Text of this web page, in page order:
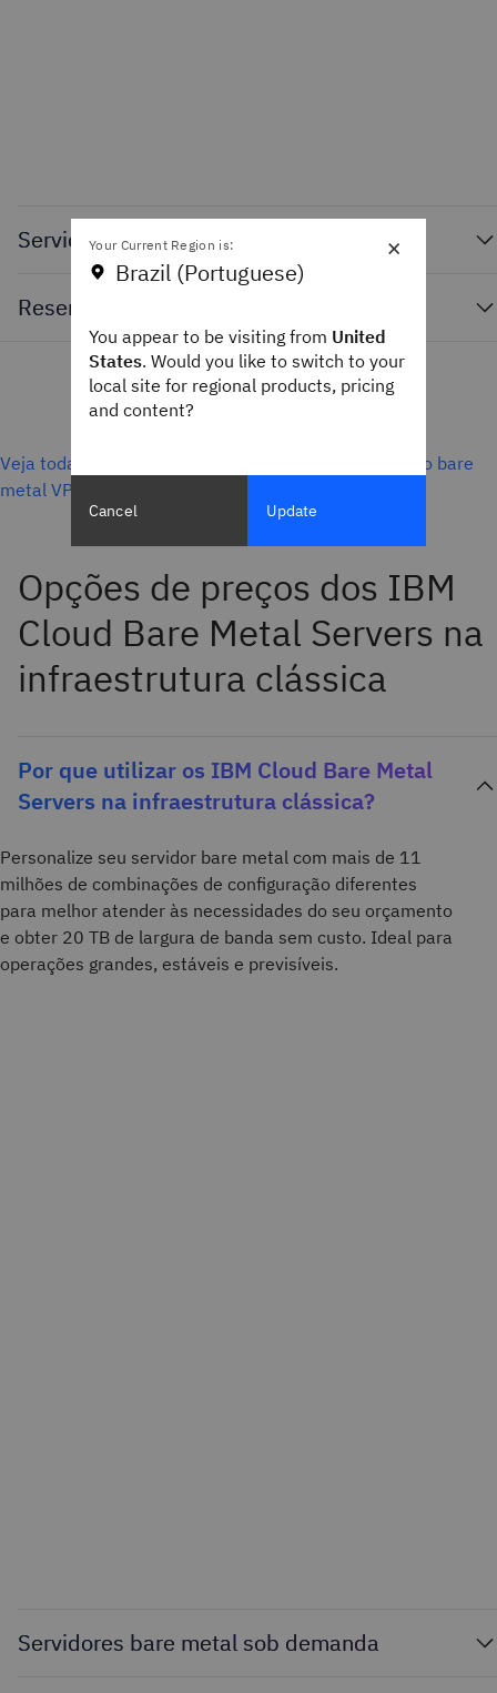
Servidores bare metal sob demanda
Reservas
Veja todas as opções de preços e provisionamento do bare
metal VPC
Opções de preços dos IBM
Cloud Bare Metal Servers na
infraestrutura clássica
Por que utilizar os IBM Cloud Bare Metal
Servers na infraestrutura clássica?
Personalize seu servidor bare metal com mais de 11
milhões de combinações de configuração diferentes
para melhor atender às necessidades do seu orçamento
e obter 20 TB de largura de banda sem custo. Ideal para
operações grandes, estáveis e previsíveis.
Servidores bare metal sob demanda
×
Your Current Region is:
Brazil (Portuguese)
You appear to be visiting from United
States. Would you like to switch to your
local site for regional products, pricing
and content?
Cancel Update